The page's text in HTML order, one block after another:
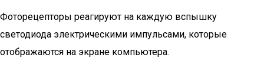
Фоторецепторы реагируют на каждую вспышку
светодиода электрическими импульсами, которые
отображаются на экране компьютера.